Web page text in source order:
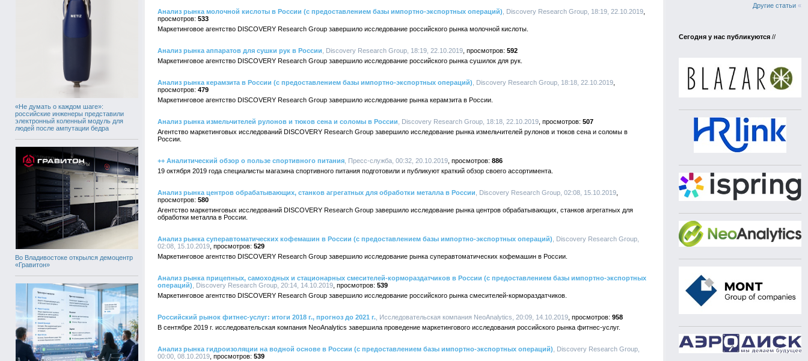
«Не думать о каждом шаге»:
российские инженеры представили
электронный коленный модуль для
людей после ампутации бедра
Во Владивостоке открылся демоцентр
«Гравитон»
Анализ рынка молочной кислоты в России (с предоставлением базы импортно-экспортных операций) , Discovery Research Group, 18:19, 22.10.2019
533
Маркетинговое агентство DISCOVERY Research Group завершило исследование российского рынка молочной кислоты.
Анализ рынка аппаратов для сушки рук в России , Discovery Research Group, 18:19, 22.10.2019
592
Маркетинговое агентство DISCOVERY Research Group завершило исследование российского рынка сушилок для рук.
Анализ рынка керамзита в России (с предоставлением базы импортно-экспортных операций) , Discovery Research Group, 18:18, 22.10.2019
479
Маркетинговое агентство DISCOVERY Research Group завершило исследование рынка керамзита в России.
Анализ рынка измельчителей рулонов и тюков сена и соломы в России , Discovery Research Group, 18:18, 22.10.2019
507
Агентство маркетинговых исследований DISCOVERY Research Group завершило исследование рынка измельчителей рулонов и тюков сена и соломы в
России.
++ Аналитический обзор о пользе спортивного питания , Пресс-служба, 00:32, 20.10.2019
886
19 октября 2019 года специалисты магазина спортивного питания подготовили и публикуют краткий обзор своего ассортимента.
Анализ рынка центров обрабатывающих, станков агрегатных для обработки металла в России , Discovery Research Group, 02:08, 15.10.2019
580
Агентство маркетинговых исследований DISCOVERY Research Group завершило исследование рынка центров обрабатывающих, станков агрегатных для
обработки металла в России.
Анализ рынка суперавтоматических кофемашин в России (с предоставлением базы импортно-экспортных операций) , Discovery Research Group,
02:08, 15.10.2019
529
Маркетинговое агентство DISCOVERY Research Group завершило исследование рынка суперавтоматических кофемашин в России.
Анализ рынка прицепных, самоходных и стационарных смесителей-кормораздатчиков в России (с предоставлением базы импортно-экспортных
операций) , Discovery Research Group, 20:14, 14.10.2019
539
Маркетинговое агентство DISCOVERY Research Group завершило исследование российского рынка смесителей-кормораздатчиков.
Российский рынок фитнес-услуг: итоги 2018 г., прогноз до 2021 г. , Исследовательская компания NeoAnalytics, 20:09, 14.10.2019
958
В сентябре 2019 г. исследовательская компания NeoAnalytics завершила проведение маркетингового исследования российского рынка фитнес-услуг.
Анализ рынка гидроизоляции на водной основе в России (с предоставлением базы импортно-экспортных операций) , Discovery Research Group,
00:00, 08.10.2019
539
Другие статьи «
Сегодня у нас публикуются //